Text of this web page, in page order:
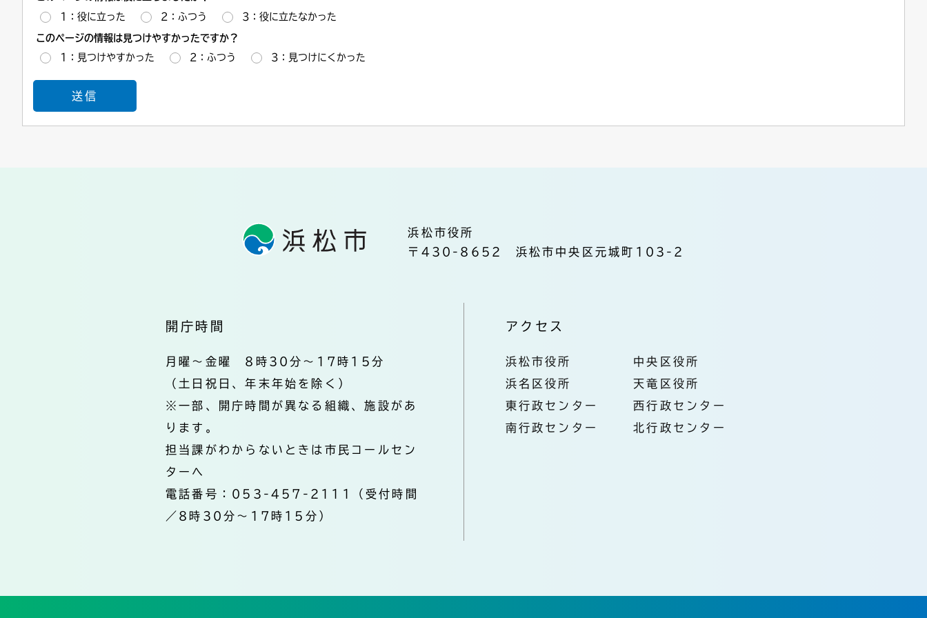
1：役に立った 2：ふつう 3：役に立たなかった
このページの情報は見つけやすかったですか？
1：見つけやすかった 2：ふつう 3：見つけにくかった
浜松市役所
〒430-8652 浜松市中央区元城町103-2
開庁時間
月曜～金曜 8時30分～17時15分
（土日祝日、年末年始を除く）
※一部、開庁時間が異なる組織、施設があ
ります。
担当課がわからないときは市民コールセン
ターへ
電話番号：053-457-2111（受付時間
／8時30分～17時15分）
アクセス
浜松市役所
中央区役所
浜名区役所
天竜区役所
東行政センター
西行政センター
南行政センター
北行政センター